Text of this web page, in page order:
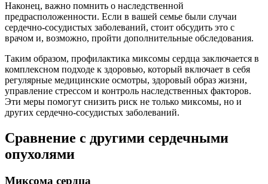
Наконец, важно помнить о наследственной
предрасположенности. Если в вашей семье были случаи
сердечно-сосудистых заболеваний, стоит обсудить это с
врачом и, возможно, пройти дополнительные обследования.
Таким образом, профилактика миксомы сердца заключается в
комплексном подходе к здоровью, который включает в себя
регулярные медицинские осмотры, здоровый образ жизни,
управление стрессом и контроль наследственных факторов.
Эти меры помогут снизить риск не только миксомы, но и
других сердечно-сосудистых заболеваний.
Сравнение с другими сердечными
опухолями
Миксома сердца